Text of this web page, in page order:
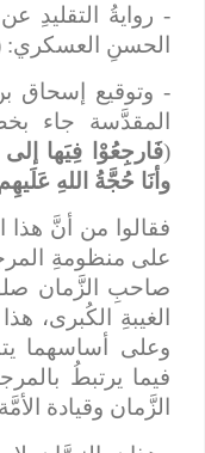
- روايةُ التقليدِ
الحسنِ العسكري: (
- وتوقيع إسحاق
المقدَّسة جاء
فَارجِعُوْا فِيَها
وأنَا حُجَّةُ اللهِ
فقالوا من أنَّ
على منظومةِ
صاحبِ الزَّمان
الغيبةِ الكُبرى،
وعلى أساسهما
فيما يرتبطُ
الزَّمان وقيادة